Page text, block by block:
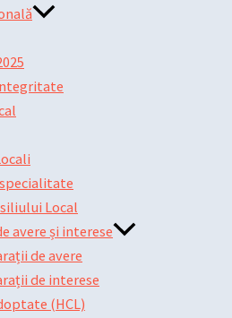
Local
avere și interese
de avere
de interese
(HCL)